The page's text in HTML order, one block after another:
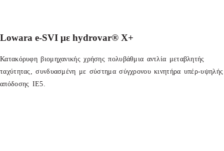
Lowara e-SVI με hydrovar® X+
Κατακόρυφη βιομηχανικής χρήσης πολυβάθμια αντλία μεταβλητής
ταχύτητας, συνδυασμένη με σύστημα σύγχρονου κινητήρα υπέρ-υψηλής
απόδοσης ΙΕ5.